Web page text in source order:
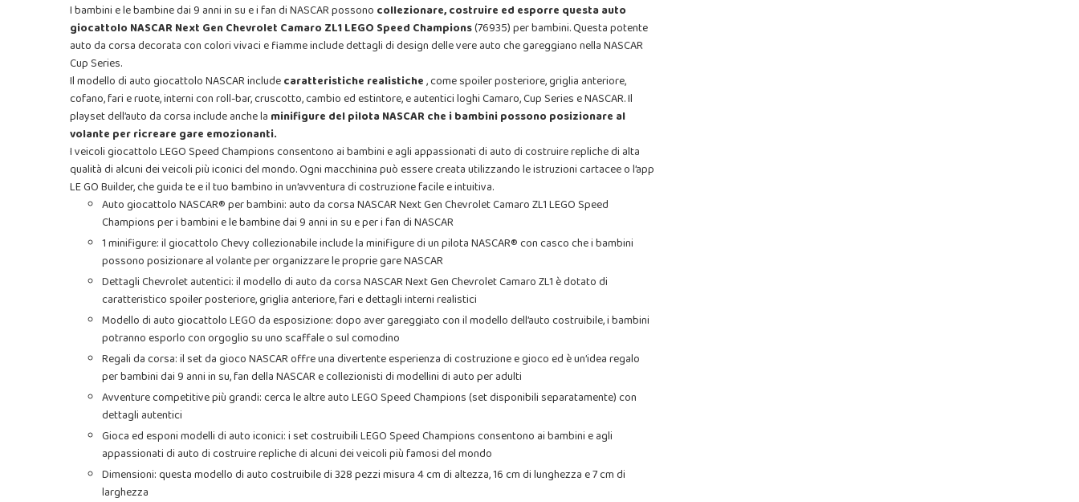
I bambini e le bambine dai 9 anni in su e i fan di NASCAR possono collezionare, costruire ed esporre questa auto
giocattolo NASCAR Next Gen Chevrolet Camaro ZL1 LEGO Speed Champions(76935) per bambini. Questa potente
auto da corsa decorata con colori vivaci e fiamme include dettagli di design delle vere auto che gareggiano nella NASCAR
Cup Series.
Il modello di auto giocattolo NASCAR includecaratteristiche realistiche, come spoiler posteriore, griglia anteriore,
cofano, fari e ruote, interni con roll-bar, cruscotto, cambio ed estintore, e autentici loghi Camaro, Cup Series e NASCAR. Il
playset dell’auto da corsa include anche la minifigure del pilota NASCAR che i bambini possono posizionare al
volante per ricreare gare emozionanti.
I veicoli giocattolo LEGO Speed Champions consentono ai bambini e agli appassionati di auto di costruire repliche di alta
qualità di alcuni dei veicoli più iconici del mondo. Ogni macchinina può essere creata utilizzando le istruzioni cartacee o l’app
LE GO Builder, che guida te e il tuo bambino in un’avventura di costruzione facile e intuitiva.
Auto giocattolo NASCAR® per bambini: auto da corsa NASCAR Next Gen Chevrolet Camaro ZL1 LEGO Speed
Champions per i bambini e le bambine dai 9 anni in su e per i fan di NASCAR
1 minifigure: il giocattolo Chevy collezionabile include la minifigure di un pilota NASCAR® con casco che i bambini
possono posizionare al volante per organizzare le proprie gare NASCAR
Dettagli Chevrolet autentici: il modello di auto da corsa NASCAR Next Gen Chevrolet Camaro ZL1 è dotato di
caratteristico spoiler posteriore, griglia anteriore, fari e dettagli interni realistici
Modello di auto giocattolo LEGO da esposizione: dopo aver gareggiato con il modello dell’auto costruibile, i bambini
potranno esporlo con orgoglio su uno scaffale o sul comodino
Regali da corsa: il set da gioco NASCAR offre una divertente esperienza di costruzione e gioco ed è un’idea regalo
per bambini dai 9 anni in su, fan della NASCAR e collezionisti di modellini di auto per adulti
Avventure competitive più grandi: cerca le altre auto LEGO Speed Champions (set disponibili separatamente) con
dettagli autentici
Gioca ed esponi modelli di auto iconici: i set costruibili LEGO Speed Champions consentono ai bambini e agli
appassionati di auto di costruire repliche di alcuni dei veicoli più famosi del mondo
Dimensioni: questa modello di auto costruibile di 328 pezzi misura 4 cm di altezza, 16 cm di lunghezza e 7 cm di
larghezza